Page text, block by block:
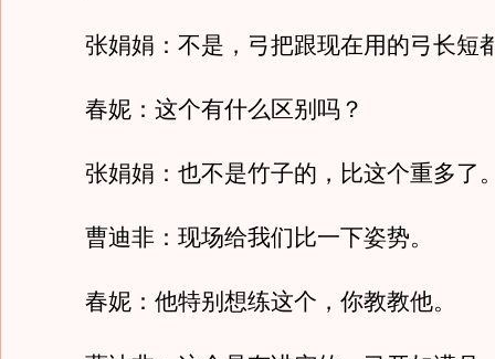
张娟娟：不是，弓把跟现在用的弓长短
春妮：这个有什么区别吗？
张娟娟：也不是竹子的，比这个重多了
曹迪非：现场给我们比一下姿势。
春妮：他特别想练这个，你教教他。